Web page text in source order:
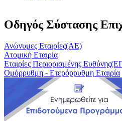
Οδηγός Σύστασης
Ανώνυμες Εταιρίες(ΑΕ)
Ατομική Εταιρία
Εταιρίες Περιορισμένης
Ομόρρυθμη - Ετερόρρυθμη Εταιρία